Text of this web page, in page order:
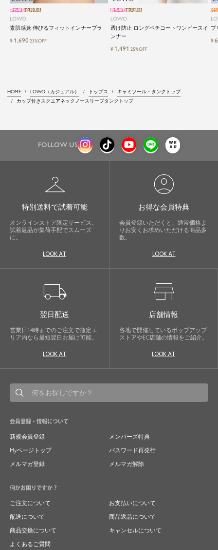
LOWO
素肌感覚 伸びるフィットインナーブラ
新作早割会員価格
¥ 1,690 23%OFF
LOWO
透け防止 ロングペチコートワンピースイ
ンナー
新作早割会員価格
¥ 1,491 25%OFF
プ
特
¥
HOME LOWO（カジュアル） トップス
キャミソール・タンクトップ
カップ付きスクエアネックノースリーブタンクトップ
FOLLOW US
checkroom
特別送料で試着可能
オンラインストア限定サービス。
試着返品が集荷手配でスムーズ
に。
LOOK AT
account_circle
お得な会員特典
会員登録いただくと、通常価格よ
りお安くお求めいただける商品多
数。
LOOK AT
local_shipping
翌日配送
営業日14時までのご注文で指定エ
リア内なら最短翌日お届け可能。
LOOK AT
store
店舗情報
各地で開催しているポップアップ
ストアやEC店舗の情報をご紹介。
LOOK AT
会員登録・情報について
新規会員登録
メンバーズ特典
Myページトップ
パスワード再発行
メルマガ登録
メルマガ解除
何かお困りですか？
ご注文について
お支払いについて
配送について
商品返品について
商品交換について
キャンセルについて
よくあるご質問